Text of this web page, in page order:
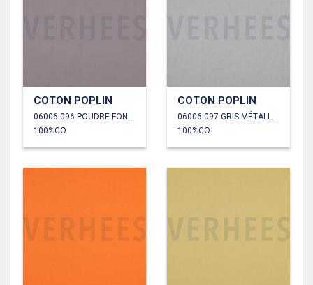
COTON POPLIN
100%CO
COTON POPLIN
100%CO